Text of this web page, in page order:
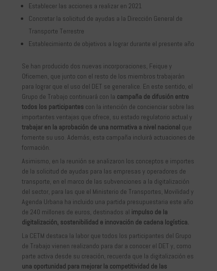
Establecer las acciones a realizar en 2021
Concretar la solicitud de ayudas a la Dirección General de
Transporte Terrestre
Establecimiento de objetivos a lograr durante el presente año
Se han producido dos nuevas incorporaciones, Feique y
Oficemen, que junto con el resto de los miembros trabajarán
para lograr que el uso del DET se generalice. En este sentido, el
Grupo de Trabajo continuará con la campaña de difusión entre
todos los participantes con la intención de concienciar sobre las
importantes ventajas que ofrece, su estado regulatorio actual y
trabajar en la aprobación de una normativa a nivel nacional que
fomente su uso. Además, esta campaña incluirá actuaciones de
formación.
Asimismo, en la reunión se analizaron los conceptos e importes
de la solicitud de ayudas para las empresas y operadores de
transporte, en el marco de las subvenciones a la digitalización
del sector, para las que el Ministerio de Transportes, Movilidad y
Agenda Urbana ha incluido una partida presupuestaria este año
de 240 millones de euros, destinados al impulso de la
digitalización, sostenibilidad e innovación de cadena logística.
La CETM destaca la labor que todos los participantes del Grupo
de Trabajo vienen realizando para dar a conocer el DET y, como
parte activa desde su creación, recuerda que la digitalización es
una oportunidad para mejorar la competitividad de las